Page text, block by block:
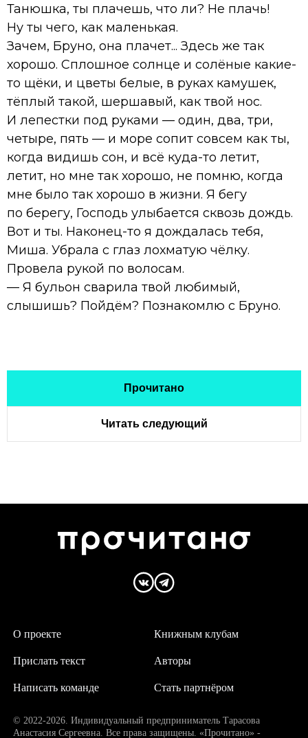
Танюшка, ты плачешь, что ли? Не плачь!
Ну ты чего, как маленькая.
Зачем, Бруно, она плачет... Здесь же так
хорошо. Сплошное солнце и солёные какие-
то щёки, и цветы белые, в руках камушек,
тёплый такой, шершавый, как твой нос.
И лепестки под руками — один, два, три,
четыре, пять — и море сопит совсем как ты,
когда видишь сон, и всё куда-то летит,
летит, но мне так хорошо, не помню, когда
мне было так хорошо в жизни. Я бегу
по берегу, Господь улыбается сквозь дождь.
Вот и ты. Наконец-то я дождалась тебя,
Миша. Убрала с глаз лохматую чёлку.
Провела рукой по волосам.
— Я бульон сварила твой любимый,
слышишь? Пойдём? Познакомлю с Бруно.
Прочитано
Читать следующий
О проекте
Написать команде
Авторы
Прислать текст
Книжным клубам
Стать партнёром
© 2022-2026. Индивидуальный предприниматель Тарасова
Анастасия Сергеевна. Все права защищены. «Прочитано» -